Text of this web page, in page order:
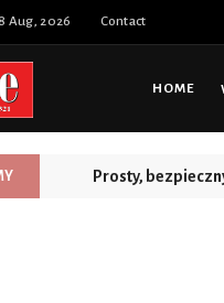
Aug, 2026 Contact
HOME
Prosty,